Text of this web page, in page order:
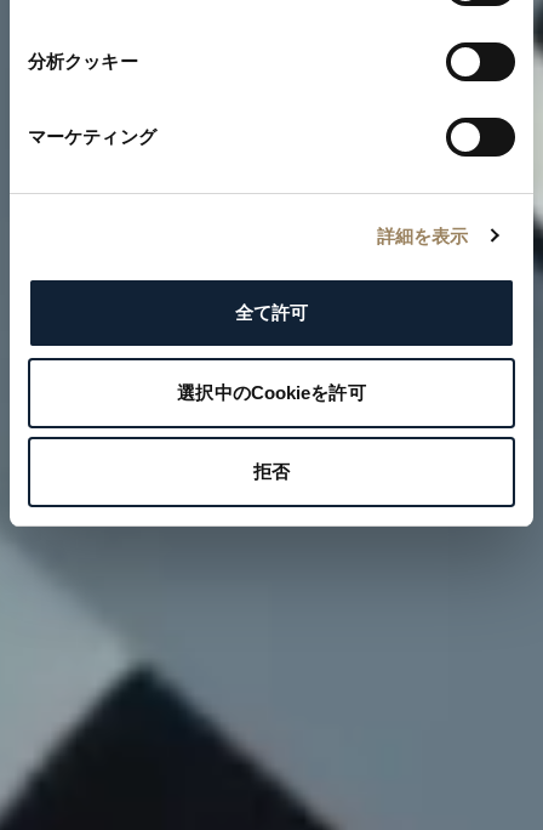
分析クッキー
マーケティング
詳細を表示
全て許可
選択中のCookieを許可
拒否